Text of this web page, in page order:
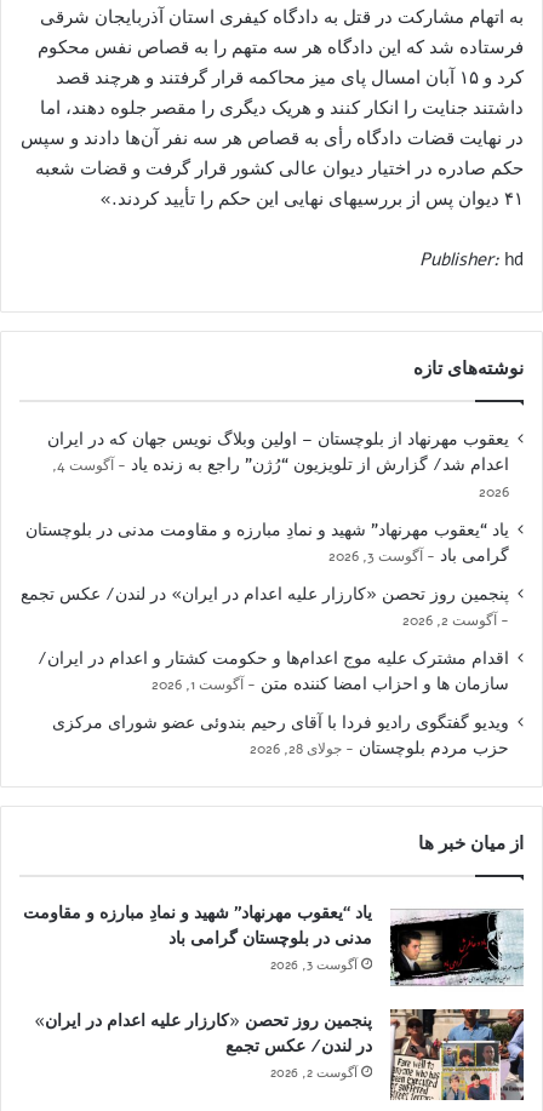
به اتهام مشارکت در قتل به دادگاه کیفری استان آذربایجان شرقی
فرستاده شد که این دادگاه هر سه متهم را به قصاص نفس محکوم
کرد و ۱۵ آبان امسال پای میز محاکمه قرار گرفتند و هرچند قصد
داشتند جنایت را انکار کنند و هریک دیگری را مقصر جلوه دهند، اما
در ‌‌نهایت قضات دادگاه رأی به قصاص هر سه نفر آن‌ها دادند و سپس
حکم صادره در اختیار دیوان عالی کشور قرار گرفت و قضات شعبه
۴۱ دیوان پس از بررسیهای نهایی این حکم را تأیید کردند.»
Publisher: hd
نوشته‌های تازه
یعقوب مهرنهاد از بلوچستان – اولین وبلاگ نویس جهان که در ایران
اعدام شد/ گزارش از تلویزیون “رُژن” راجع به زنده یاد
آگوست 4,
2026
یاد “یعقوب مهرنهاد” شهید و نمادِ مبارزه و مقاومت مدنی در بلوچستان
گرامی باد
آگوست 3, 2026
پنجمین روز تحصن «کارزار علیه اعدام در ایران» در لندن/ عکس تجمع
آگوست 2, 2026
اقدام مشترک علیه موج اعدام‌ها و حکومت کشتار و اعدام در ایران/
سازمان ها و احزاب امضا کننده متن
آگوست 1, 2026
ویدیو گفتگوی رادیو فردا با آقای رحیم بندوئی عضو شورای مرکزی
حزب مردم بلوچستان
جولای 28, 2026
از میان خبر ها
یاد “یعقوب مهرنهاد” شهید و نمادِ مبارزه و مقاومت
مدنی در بلوچستان گرامی باد
آگوست 3, 2026
پنجمین روز تحصن «کارزار علیه اعدام در ایران»
در لندن/ عکس تجمع
آگوست 2, 2026